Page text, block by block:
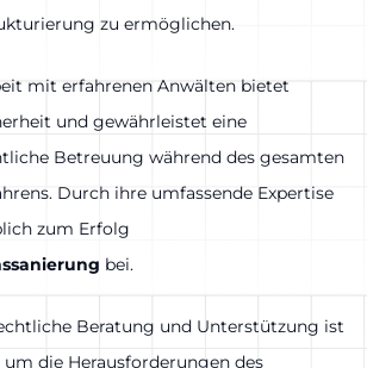
zu ermöglichen.
mit erfahrenen Anwälten bietet
und gewährleistet eine
Betreuung während des gesamten
Durch ihre umfassende Expertise
zum Erfolg
bei.
Beratung und Unterstützung ist
die Herausforderungen des